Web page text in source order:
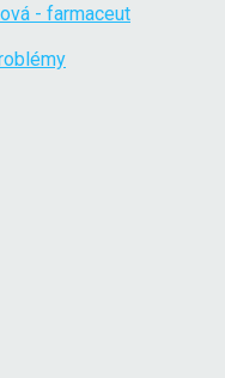
- farmaceut